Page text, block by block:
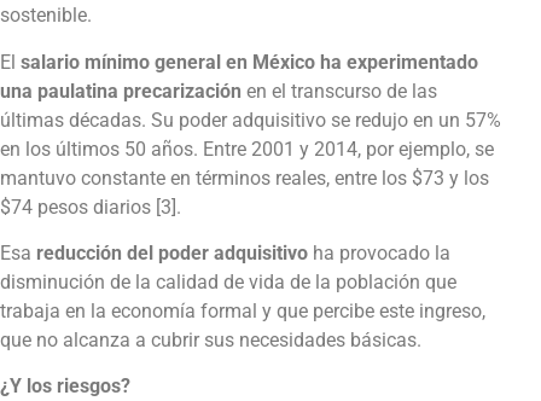
sostenible.
El salario mínimo general en México ha experimentado
una paulatina precarización en el transcurso de las
últimas décadas. Su poder adquisitivo se redujo en un 57%
en los últimos 50 años. Entre 2001 y 2014, por ejemplo, se
mantuvo constante en términos reales, entre los $73 y los
$74 pesos diarios [3].
Esa reducción del poder adquisitivo ha provocado la
disminución de la calidad de vida de la población que
trabaja en la economía formal y que percibe este ingreso,
que no alcanza a cubrir sus necesidades básicas.
¿Y los riesgos?